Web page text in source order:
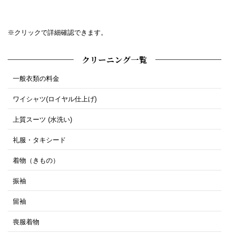
※クリックで詳細確認できます。
クリーニング一覧
一般衣類の料金
ワイシャツ(ロイヤル仕上げ)
上質スーツ (水洗い)
礼服・タキシード
着物（きもの）
振袖
留袖
喪服着物